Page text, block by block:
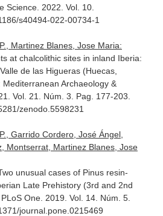
Science. 2022. Vol. 10.
s40494-022-00734-1
Martinez Blanes, Jose Maria:
at chalcolithic sites in inland Iberia:
de las Higueras (Huecas,
Mediterranean Archaeology &
Vol. 21. Núm. 3. Pag. 177-203.
zenodo.5598231
Garrido Cordero, José Ángel,
Montserrat, Martinez Blanes, Jose
unusual cases of Pinus resin-
Late Prehistory (3rd and 2nd
One. 2019. Vol. 14. Núm. 5.
journal.pone.0215469